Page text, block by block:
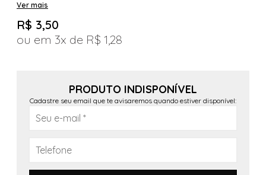
Ver mais
R$ 3,50
3x
R$ 1,28
PRODUTO INDISPONÍVEL
Cadastre seu email que te avisaremos quando estiver disponível: